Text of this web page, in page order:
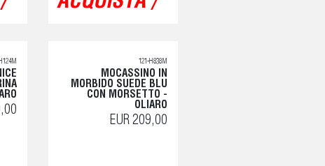
121-H838M
MOCASSINO IN
MORBIDO SUEDE BLU
CON MORSETTO -
OLIARO
EUR 209,00